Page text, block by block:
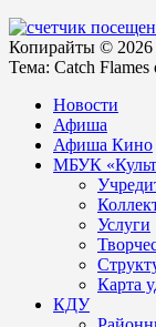
Копирайты © 2026
Тема: Catch Flames
Новости
Афиша
Афиша Кино
МБУК
Услуги
Карта
КДУ